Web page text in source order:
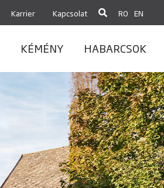
Karrier Kapcsolat RO EN
KÉMÉNY HABARCSOK